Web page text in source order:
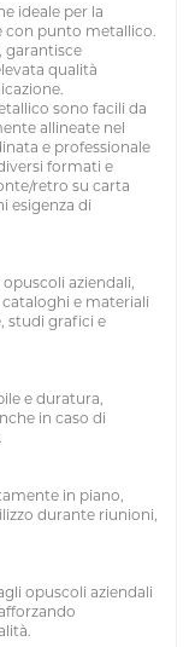
ideale per la
con punto metallico.
garantisce
qualità
sono facili da
allineate nel
e professionale
formati e
retro su carta
esigenza di
aziendali,
e materiali
studi grafici e
e duratura,
in caso di
in piano,
durante riunioni,
opuscoli aziendali